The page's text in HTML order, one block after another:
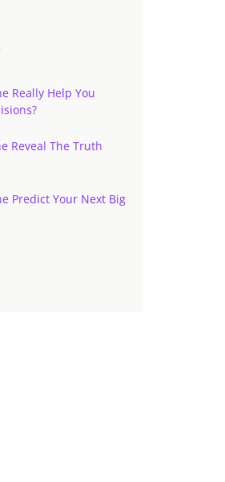
Really Help You
Reveal The Truth
Predict Your Next Big